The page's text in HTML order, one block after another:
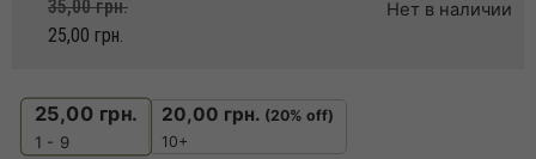
35,00грн.
25,00 грн.
Нет в наличии
25,00 грн.
1 - 9
20,00 грн. (20% off)
10+